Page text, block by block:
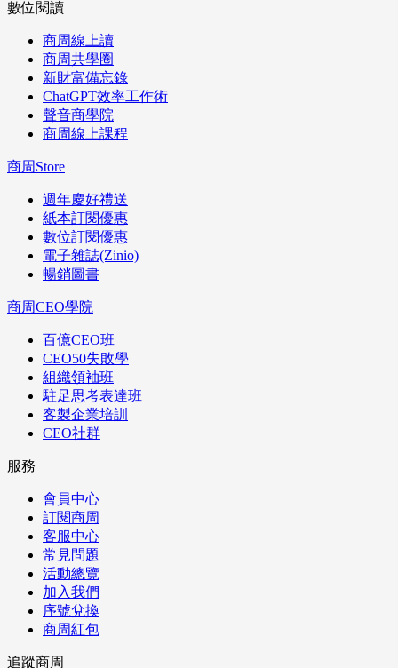
數位閱讀
商周線上讀
商周共學圈
新財富備忘錄
ChatGPT效率工作術
聲音商學院
商周線上課程
商周Store
週年慶好禮送
紙本訂閱優惠
數位訂閱優惠
電子雜誌(Zinio)
暢銷圖書
商周CEO學院
百億CEO班
CEO50失敗學
組織領袖班
駐足思考表達班
客製企業培訓
CEO社群
服務
會員中心
訂閱商周
客服中心
常見問題
活動總覽
加入我們
序號兌換
商周紅包
追蹤商周